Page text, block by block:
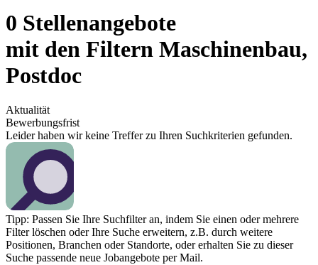
0 Stellenangebote
mit den Filtern Maschinenbau,
Postdoc
Aktualität
Bewerbungsfrist
Leider haben wir keine Treffer zu Ihren Suchkriterien gefunden.
Tipp: Passen Sie Ihre Suchfilter an, indem Sie einen oder mehrere
Filter löschen oder Ihre Suche erweitern, z.B. durch weitere
Positionen, Branchen oder Standorte, oder erhalten Sie zu dieser
Suche passende neue Jobangebote per Mail.